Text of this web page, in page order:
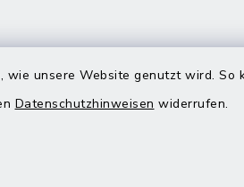
wie unsere Website genutzt wird. So
Datenschutzhinweisen widerrufen.